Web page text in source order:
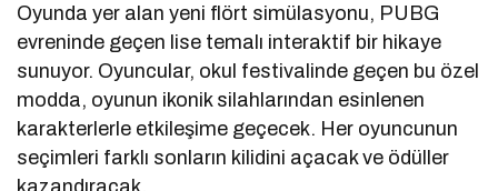
Oyunda yer alan yeni flört simülasyonu, PUBG
evreninde geçen lise temalı interaktif bir hikaye
sunuyor. Oyuncular, okul festivalinde geçen bu özel
modda, oyunun ikonik silahlarından esinlenen
karakterlerle etkileşime geçecek. Her oyuncunun
seçimleri farklı sonların kilidini açacak ve ödüller